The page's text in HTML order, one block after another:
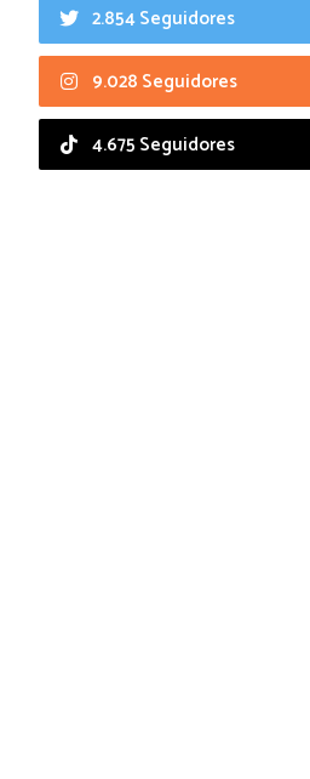
2.854 Seguidores
9.028 Seguidores
4.675 Seguidores